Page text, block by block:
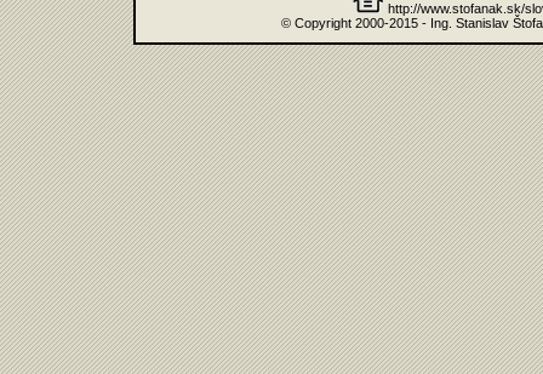
http://www.stofanak.sk/
© Copyright 2000-2015 - Ing. Stanislav